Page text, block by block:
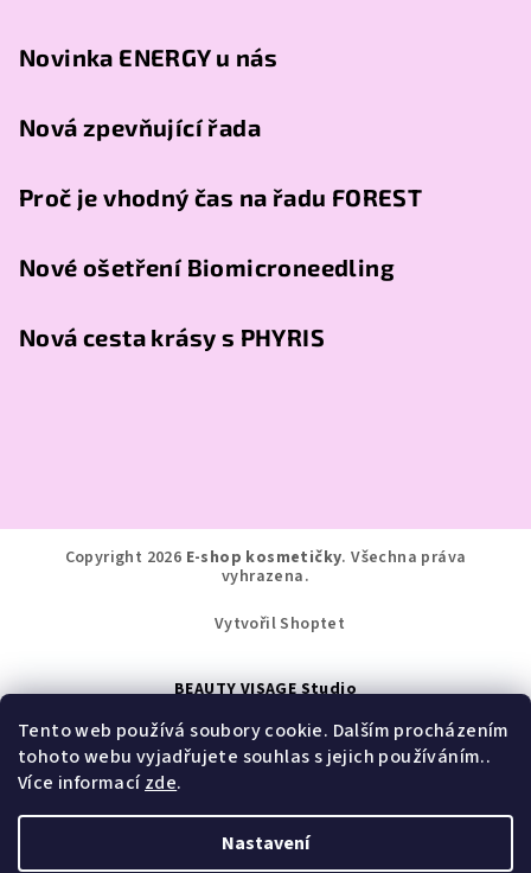
Tento web používá soubory cookie. Dalším procházením
tohoto webu vyjadřujete souhlas s jejich používáním..
Více informacízde.
Nastavení
Novinka ENERGY u nás
Nová zpevňující řada
Proč je vhodný čas na řadu FOREST
Nové ošetření Biomicroneedling
Nová cesta krásy s PHYRIS
Copyright 2026 E-shop kosmetičky. Všechna práva
vyhrazena.
Vytvořil Shoptet
BEAUTY VISAGE Studio
Jindřišská 276, Pardubice
info@visage-studio.cz